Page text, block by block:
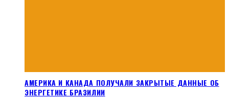
АМЕРИКА И КАНАДА ПОЛУЧАЛИ ЗАКРЫТЫЕ ДАННЫЕ ОБ
ЭНЕРГЕТИКЕ БРАЗИЛИИ